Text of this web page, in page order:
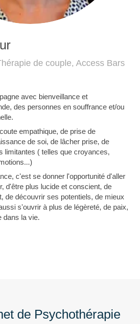
de couple, Access Bars
avec bienveillance et
des personnes en souffrance et/ou
empathique, de prise de
de soi, de lâcher prise, de
limitantes ( telles que croyances,
c'est se donner l'opportunité d'aller
d'être plus lucide et conscient, de
de découvrir ses potentiels, de mieux
s'ouvrir à plus de légèreté, de paix,
dans la vie.
de Psychothérapie